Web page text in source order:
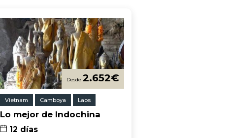
2.652€
Vietnam Camboya Laos
Lo mejor de Indochina
12 días